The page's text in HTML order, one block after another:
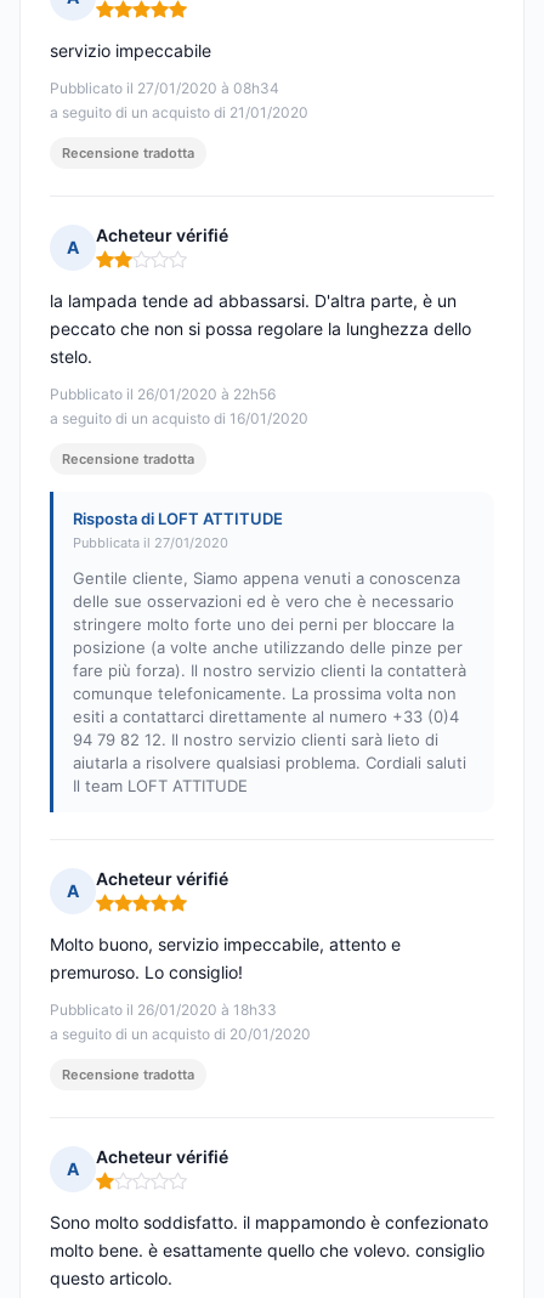
Nota: 5 su 5
Pubblicato il 27/01/2020 à 08h34
a seguito di un acquisto di 21/01/2020
servizio impeccabile
Recensione tradotta
A
Acheteur vérifié
Nota: 2 su 5
Pubblicato il 26/01/2020 à 22h56
a seguito di un acquisto di 16/01/2020
la lampada tende ad abbassarsi. D'altra parte, è un
peccato che non si possa regolare la lunghezza dello
stelo.
Recensione tradotta
Risposta di LOFT ATTITUDE
Pubblicata il 27/01/2020
Gentile cliente, Siamo appena venuti a conoscenza
delle sue osservazioni ed è vero che è necessario
stringere molto forte uno dei perni per bloccare la
posizione (a volte anche utilizzando delle pinze per
fare più forza). Il nostro servizio clienti la contatterà
comunque telefonicamente. La prossima volta non
esiti a contattarci direttamente al numero +33 (0)4
94 79 82 12. Il nostro servizio clienti sarà lieto di
aiutarla a risolvere qualsiasi problema. Cordiali saluti
Il team LOFT ATTITUDE
A
Acheteur vérifié
Nota: 5 su 5
Pubblicato il 26/01/2020 à 18h33
a seguito di un acquisto di 20/01/2020
Molto buono, servizio impeccabile, attento e
premuroso. Lo consiglio!
Recensione tradotta
A
Acheteur vérifié
Nota: 1 su 5
Sono molto soddisfatto. il mappamondo è confezionato
molto bene. è esattamente quello che volevo. consiglio
questo articolo.